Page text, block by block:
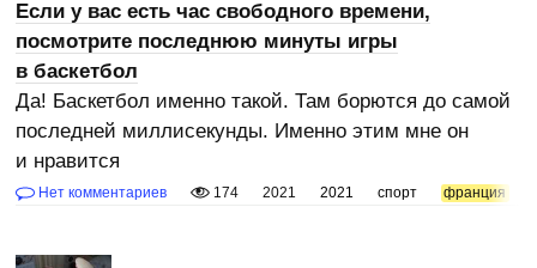
Если у вас есть час свободного времени,
посмотрите последнюю минуты игры
в баскетбол
Да! Баскетбол именно такой. Там борются до самой
последней миллисекунды. Именно этим мне он
и нравится
Нет комментариев 174 2021 2021 спорт франция